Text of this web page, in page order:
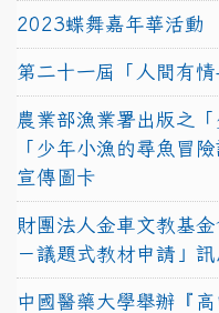
2023蝶舞嘉年華活動
第二十一屆「人間有情
農業部漁業署出版之
「少年小漁的尋魚冒
宣傳圖卡
財團法人金車文教基
－議題式教材申請」訊
中國醫藥大學舉辦『